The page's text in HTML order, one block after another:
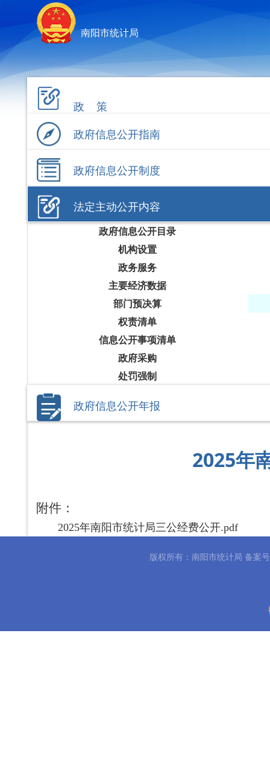
南阳市统计局
政 策
政府信息公开指南
政府信息公开制度
法定主动公开内容
政府信息公开目录
机构设置
政务服务
主要经济数据
部门预决算
权责清单
信息公开事项清单
政府采购
处罚强制
政府信息公开年报
2025年
附件：
2025年南阳市统计局三公经费公开.pdf
版权所有：南阳市统计局 备案